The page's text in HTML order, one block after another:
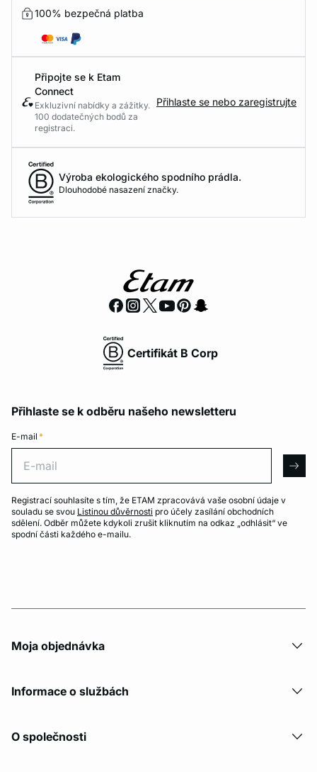
100% bezpečná platba
Připojte se k Etam
Connect
Exkluzivní nabídky a zážitky.
100 dodatečných bodů za
registraci.
Přihlaste se nebo zaregistrujte
Výroba ekologického spodního prádla.
Dlouhodobé nasazení značky.
Certifikát B Corp
Přihlaste se k odběru našeho newsletteru
E-mail *
Registrací souhlasíte s tím, že ETAM zpracovává vaše osobní údaje v
souladu se svou Listinou důvěrnosti pro účely zasílání obchodních
sdělení. Odběr můžete kdykoli zrušit kliknutím na odkaz „odhlásit“ ve
spodní části každého e-mailu.
Moja objednávka
Informace o službách
O společnosti